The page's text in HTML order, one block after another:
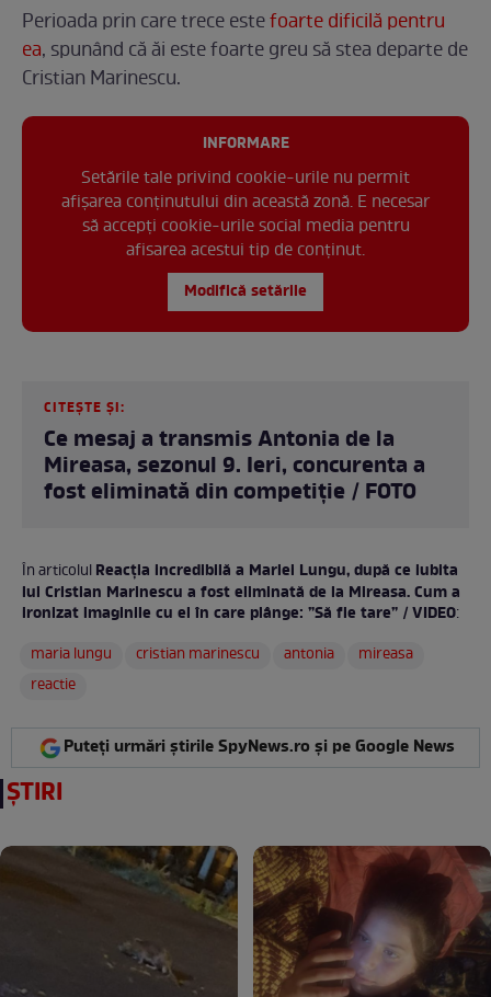
Perioada prin care trece estefoarte dificilă pentru
ea, spunând că ăi este foarte greu să stea departe de
Cristian Marinescu.
INFORMARE
Setările tale privind cookie-urile nu permit
afișarea conținutului din această zonă. E necesar
să accepți cookie-urile social media pentru
afisarea acestui tip de conținut.
Modifică setările
CITEȘTE ȘI:
Ce mesaj a transmis Antonia de la
Mireasa, sezonul 9. Ieri, concurenta a
fost eliminată din competiție / FOTO
În articolulReacția incredibilă a Mariei Lungu, după ce iubita
lui Cristian Marinescu a fost eliminată de la Mireasa. Cum a
ironizat imaginile cu el în care plânge: ”Să fie tare” / VIDEO:
maria lungu
cristian marinescu antonia
mireasa
reactie
Puteți urmări știrile SpyNews.ro și pe Google News
ȘTIRI